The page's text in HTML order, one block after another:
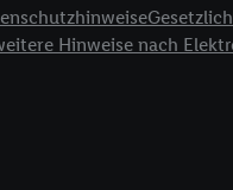
Hinweise nach
übermittelter Informationen,
basierten Utiq-
Analyse von